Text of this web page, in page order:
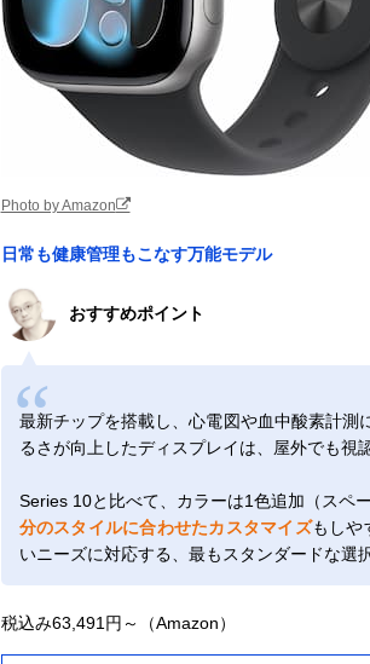
Photo by Amazon
日常も健康管理もこなす万能モデル
おすすめポイント
最新チップを搭載し、心電図や血中酸素計測
るさが向上したディスプレイは、屋外でも視
Series 10と比べて、カラーは1色追加（スペ
分のスタイルに合わせたカスタマイズもしや
いニーズに対応する、最もスタンダードな選
税込み63,491円～（Amazon）